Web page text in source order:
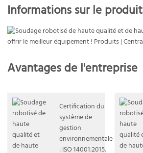
Informations sur le produit
Avantages de l'entreprise
Certification du
système de
gestion
environnementale
: ISO 14001:2015.